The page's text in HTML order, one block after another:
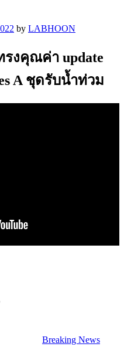
by LABHOON
รงคุณค่า update
A ชุดรับน้ำท่วม
Breaking News